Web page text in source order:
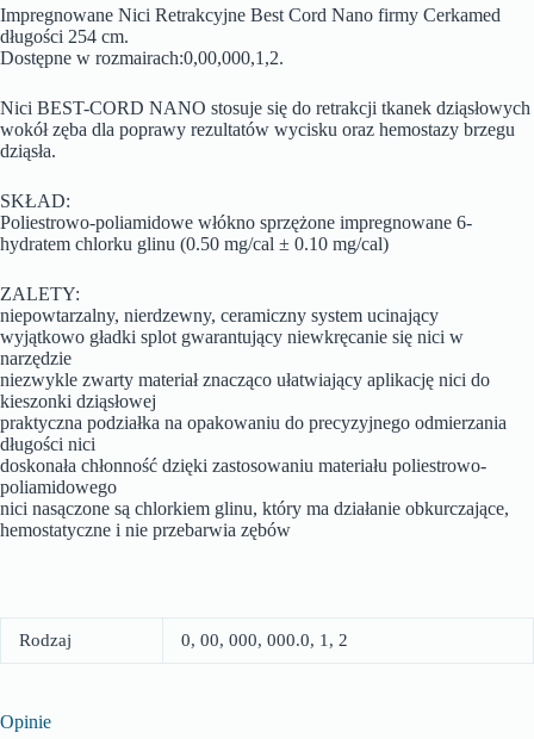
Impregnowane Nici Retrakcyjne Best Cord Nano firmy Cerkamed
długości 254 cm.
Dostępne w rozmairach:0,00,000,1,2.
Nici BEST-CORD NANO stosuje się do retrakcji tkanek dziąsłowych
wokół zęba dla poprawy rezultatów wycisku oraz hemostazy brzegu
dziąsła.
SKŁAD:
Poliestrowo-poliamidowe włókno sprzężone impregnowane 6-
hydratem chlorku glinu (0.50 mg/cal ± 0.10 mg/cal)
ZALETY:
niepowtarzalny, nierdzewny, ceramiczny system ucinający
wyjątkowo gładki splot gwarantujący niewkręcanie się nici w
narzędzie
niezwykle zwarty materiał znacząco ułatwiający aplikację nici do
kieszonki dziąsłowej
praktyczna podziałka na opakowaniu do precyzyjnego odmierzania
długości nici
doskonała chłonność dzięki zastosowaniu materiału poliestrowo-
poliamidowego
nici nasączone są chlorkiem glinu, który ma działanie obkurczające,
hemostatyczne i nie przebarwia zębów
Rodzaj 0, 00, 000, 000.0, 1, 2
Opinie